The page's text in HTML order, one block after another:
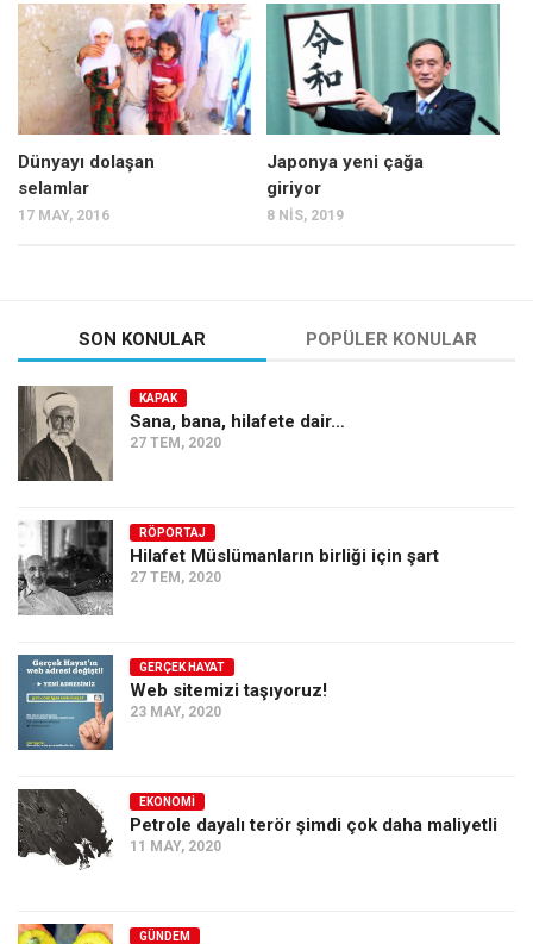
Mehmet Ali Tekin
Abir E. Nahas
Amina S. Jenenkovic
Bağdagül Öz
Esra Elönü
Kategoriler
Kültür Sanat
Kitap
Karisi kitap sualleri
7 soruda bu hafta
Ekonomi
Spor
Sağlık
Gıda-Beslenme
Türkiye
Siyaset
Dünya
Dünyayı dolaşan
selamlar
17 MAY, 2016
Japonya yeni çağa
giriyor
8 NIS, 2019
SON KONULAR POPÜLER KONULAR
KAPAK
Sana, bana, hilafete dair…
27 TEM, 2020
RÖPORTAJ
Hilafet Müslümanların birliği için şart
27 TEM, 2020
GERÇEK HAYAT
Web sitemizi taşıyoruz!
23 MAY, 2020
EKONOMI
Petrole dayalı terör şimdi çok daha maliyetli
11 MAY, 2020
GÜNDEM